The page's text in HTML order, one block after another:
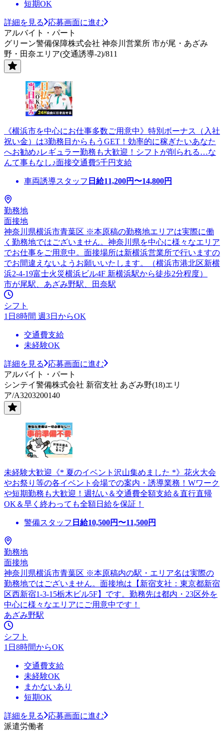
短期OK
詳細を見る
応募画面に進む
アルバイト・パート
グリーン警備保障株式会社 神奈川営業所 市が尾・あざみ
野・田奈エリア(交通誘導-2)/811
《横浜市を中心にお仕事多数ご用意中》特別ボーナス（入社
祝い金）は3勤務目からもうGET！効率的に稼ぎたいあなた
へお勧め♪レギュラー勤務も大歓迎！シフトが削られる…な
んて事もなし♪面接交通費5千円支給
車両誘導スタッフ 日給11,200円〜14,800円
勤務地
面接地
神奈川県横浜市青葉区 ※本原稿の勤務地エリアは実際に働
く勤務地ではございません。神奈川県を中心に様々なエリア
でお仕事をご用意中。面接場所は新横浜営業所で行いますの
でお間違えないようお願いいたします。（横浜市港北区新横
浜2-4-19富士火災横浜ビル4F 新横浜駅から徒歩2分程度）
市が尾駅、あざみ野駅、田奈駅
シフト
1日8時間 週3日からOK
交通費支給
未経験OK
詳細を見る
応募画面に進む
アルバイト・パート
シンテイ警備株式会社 新宿支社 あざみ野(18)エリ
ア/A3203200140
未経験大歓迎《* 夏のイベント沢山集めました *》花火大会
やお祭り等の各イベント会場での案内・誘導業務！Wワーク
や短期勤務も大歓迎！週払い＆交通費全額支給＆直行直帰
OK＆早く終わっても全額日給を保証！
警備スタッフ 日給10,500円〜11,500円
勤務地
面接地
神奈川県横浜市青葉区 ※本原稿内の駅・エリア名は実際の
勤務地ではございません。面接地は【新宿支社：東京都新宿
区西新宿1-3-15栃木ビル5F】です。勤務先は都内・23区外を
中心に様々なエリアにご用意中です！
あざみ野駅
シフト
1日8時間からOK
交通費支給
未経験OK
まかないあり
短期OK
詳細を見る
応募画面に進む
派遣労働者